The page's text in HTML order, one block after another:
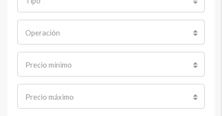
Operación
Precio mínimo
Precio máximo